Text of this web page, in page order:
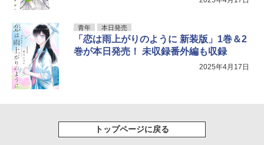
青年 本日発売
「恋は雨上がりのように 新装版」1巻＆2
巻が本日発売！ 未収録番外編も収録
2025年4月17日
トップページに戻る